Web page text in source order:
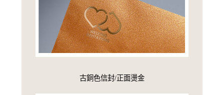
古銅色信封/正面燙金